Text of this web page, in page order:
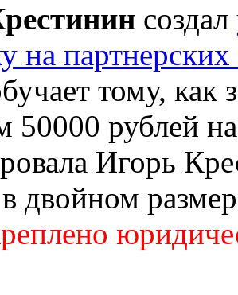
создал
на
тому, как
рублей
Игорь
двойном